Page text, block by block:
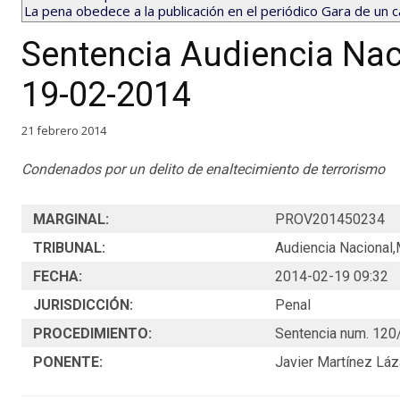
La pena obedece a la publicación en el periódico Gara de un
Sentencia Audiencia
19-02-2014
21 febrero 2014
Condenados por un delito de enaltecimiento de terrorismo
MARGINAL:
PROV201450234
TRIBUNAL:
Audiencia
FECHA:
2014-02-19 09:32
JURISDICCIÓN:
Penal
PROCEDIMIENTO:
Sentencia num.
PONENTE:
Javier Martínez